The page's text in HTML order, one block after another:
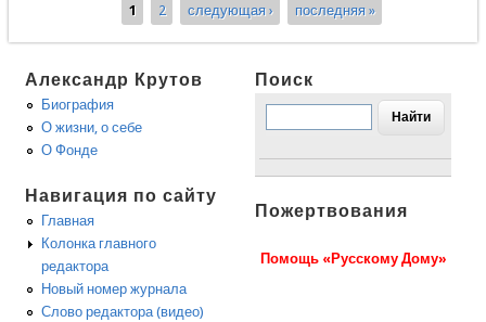
Страницы
1 2 следующая › последняя »
Александр Крутов
Биография
О жизни, о себе
О Фонде
Навигация по сайту
Главная
Колонка главного
редактора
Новый номер журнала
Слово редактора (видео)
Поиск
Пожертвования
Помощь «Русскому Дому»